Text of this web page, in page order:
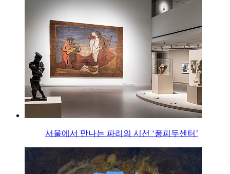
서울에서 만나는 파리의 시선 ‘퐁피두센터’